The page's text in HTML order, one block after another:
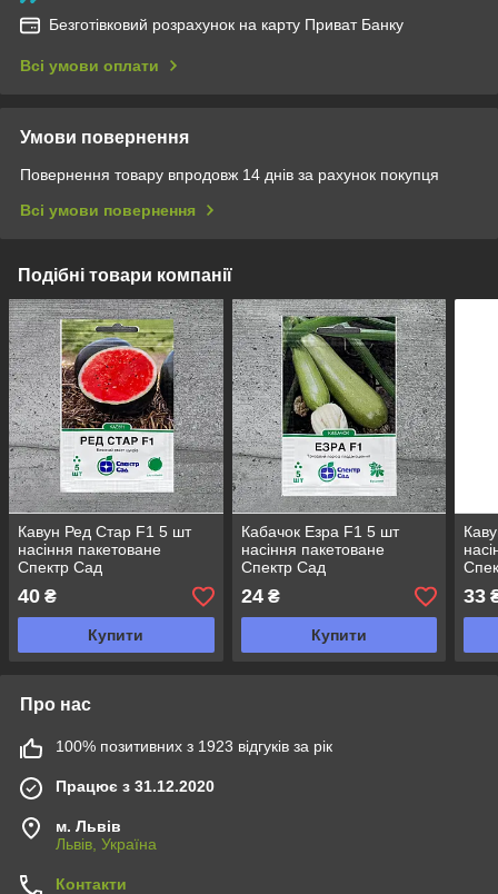
Безготівковий розрахунок на карту Приват Банку
Всі умови оплати
Умови повернення
Повернення товару впродовж 14 днів за рахунок покупця
Всі умови повернення
Подібні товари компанії
Кавун Ред Стар F1 5 шт
насіння пакетоване
Спектр Сад
40 ₴
Купити
Кабачок Езра F1 5 шт
насіння пакетоване
Спектр Сад
24₴
Купити
33
Про нас
100% позитивних з 1923 відгуків за рік
Працює з 31.12.2020
м. Львів
Львів, Україна
Контакти